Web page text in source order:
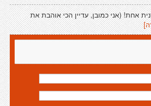
אחת! (אני כמובן, עדיין הכי אוהבת את